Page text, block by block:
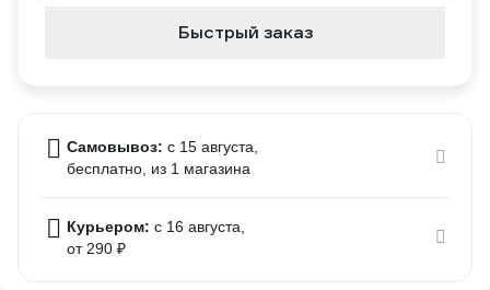
Быстрый заказ
Самовывоз: c 15 августа,
бесплатно , из 1 магазина
Курьером: c 16 августа,
от 290 ₽